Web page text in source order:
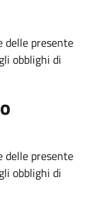
delle presente
obblighi di
delle presente
obblighi di